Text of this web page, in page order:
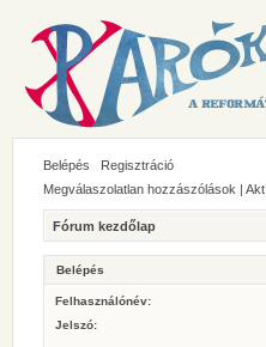
Belépés Regisztráció
Megválaszolatlan hozzászólások |
Fórum kezdőlap
Belépés
Felhasználónév:
Jelszó: